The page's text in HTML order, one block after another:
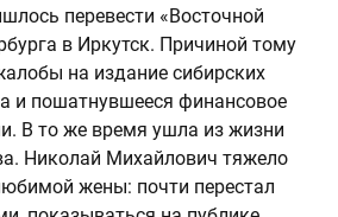
перевести «Восточной
в Иркутск. Причиной тому
на издание сибирских
и пошатнувшееся финансовое
В то же время ушла из жизни
Николай Михайлович тяжело
жены: почти перестал